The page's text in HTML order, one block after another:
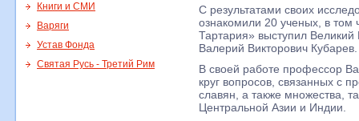
Книги и СМИ
Варяги
Устав Фонда
Святая Русь - Третий Рим
С результатами своих
ознакомили 20 ученых, в том
Тартария» выступил
Валерий Викторович Кубарев.
В своей работе профессор
круг вопросов, связанных с
славян, а также множества,
Центральной Азии и Индии.